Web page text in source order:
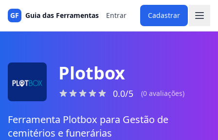
GF Guia das Ferramentas Entrar Cadastrar
Plotbox
0.0/5 (0 avaliações)
Ferramenta Plotbox para Gestão de
cemitérios e funerárias